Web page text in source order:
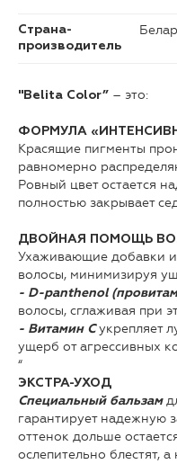
Страна-
производитель
"Belita Color” – это:
ФОРМУЛА
Красящие пигменты
равномерно
Ровный цвет остается
полностью закрывает
ДВОЙНАЯ ПОМОЩЬ
Ухаживающие добавки
волосы, минимизируя
- D-panthenol
волосы, сглаживая при
- Витамин Cукрепляет
ущерб от агрессивных
“
ЭКСТРА-УХОД
Специальный бальзам
гарантирует надежную
оттенок дольше
ослепительно блестят,